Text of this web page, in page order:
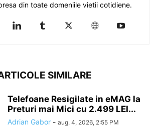
din toate domeniile vietii cotidiene.
SIMILARE
Telefoane Resigilate in eMAG la
Preturi mai Mici cu 2.499 LEI...
Adrian Gabor - aug. 4, 2026, 2:55 PM